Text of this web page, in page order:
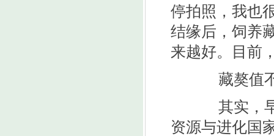
停拍照，我也
结缘后，饲养
来越好。目前
藏獒值不
其实，早
资源与进化国